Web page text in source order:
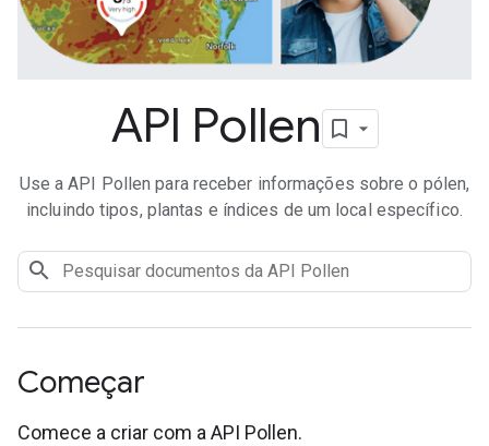
API Pollen
Use a API Pollen para receber informações sobre o pólen,
incluindo tipos, plantas e índices de um local específico.
Começar
Comece a criar com a API Pollen.